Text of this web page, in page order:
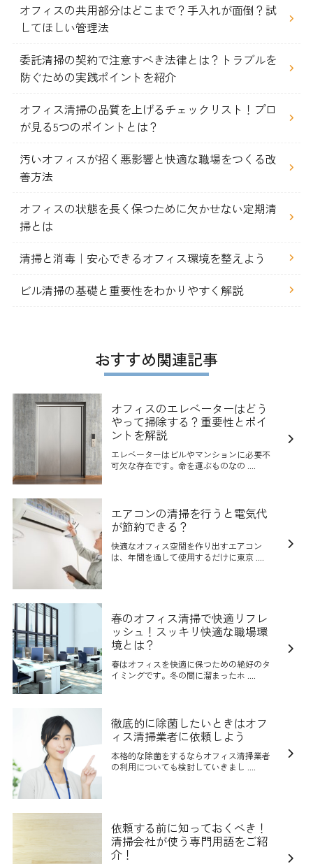
オフィスの共用部分はどこまで？手入れが面倒？試
してほしい管理法
委託清掃の契約で注意すべき法律とは？トラブルを
防ぐための実践ポイントを紹介
オフィス清掃の品質を上げるチェックリスト！プロ
が見る5つのポイントとは？
汚いオフィスが招く悪影響と快適な職場をつくる改
善方法
オフィスの状態を長く保つために欠かせない定期清
掃とは
清掃と消毒｜安心できるオフィス環境を整えよう
ビル清掃の基礎と重要性をわかりやすく解説
おすすめ関連記事
オフィスのエレベーターはどう
やって掃除する？重要性とポイ
ントを解説
エレベーターはビルやマンションに必要不
可欠な存在です。命を運ぶものなの ....
エアコンの清掃を行うと電気代
が節約できる？
快適なオフィス空間を作り出すエアコン
は、年間を通して使用するだけに東京 ....
春のオフィス清掃で快適リフレ
ッシュ！スッキリ快適な職場環
境とは？
春はオフィスを快適に保つための絶好のタ
イミングです。冬の間に溜まったホ ....
徹底的に除菌したいときはオフ
ィス清掃業者に依頼しよう
本格的な除菌をするならオフィス清掃業者
の利用についても検討していきまし ....
依頼する前に知っておくべき！
清掃会社が使う専門用語をご紹
介！